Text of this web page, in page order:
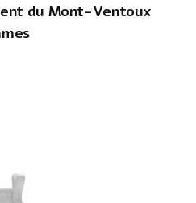
du Mont-Ventoux